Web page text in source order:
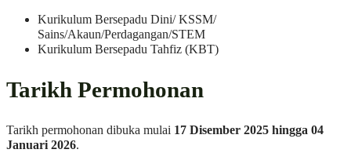
Kurikulum Bersepadu Dini/ KSSM/
Sains/Akaun/Perdagangan/STEM
Kurikulum Bersepadu Tahfiz (KBT)
Tarikh Permohonan
Tarikh permohonan dibuka mulai 17 Disember 2025 hingga 04
Januari 2026.